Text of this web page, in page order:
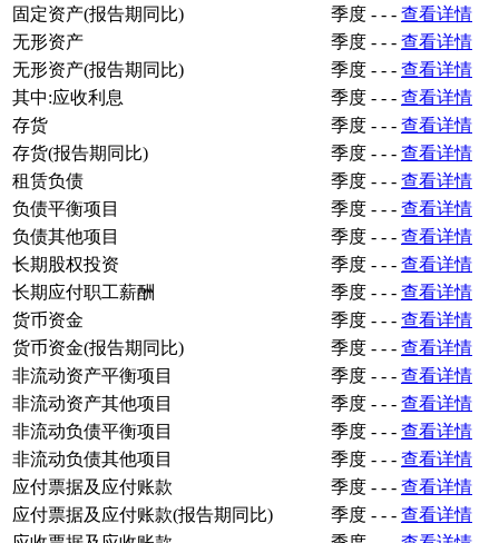
固定资产(报告期同比)
季度 - - - 查看详情
无形资产
季度 - - - 查看详情
无形资产(报告期同比)
季度 - - - 查看详情
其中:应收利息
季度 - - - 查看详情
存货
季度 - - - 查看详情
存货(报告期同比)
季度 - - - 查看详情
租赁负债
季度 - - - 查看详情
负债平衡项目
季度 - - - 查看详情
负债其他项目
季度 - - - 查看详情
长期股权投资
季度 - - - 查看详情
长期应付职工薪酬
季度 - - - 查看详情
货币资金
季度 - - - 查看详情
货币资金(报告期同比)
季度 - - - 查看详情
非流动资产平衡项目
季度 - - - 查看详情
非流动资产其他项目
季度 - - - 查看详情
非流动负债平衡项目
季度 - - - 查看详情
非流动负债其他项目
季度 - - - 查看详情
应付票据及应付账款
季度 - - - 查看详情
应付票据及应付账款(报告期同比)
季度 - - - 查看详情